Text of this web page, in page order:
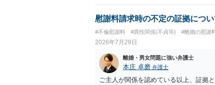
慰謝料請求時の不定の証拠につ
#不倫慰謝料 #異性関係(不貞等) #離婚の慰謝
2026年7月29日
離婚・男女問題に強い弁護士
本庄 卓磨 弁護士
ご主人が関係を認めている以上、証拠